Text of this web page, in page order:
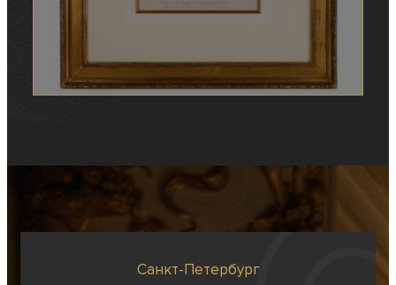
Санкт-Петербург